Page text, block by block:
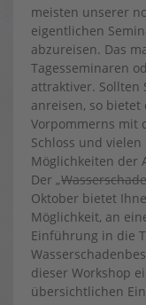
meisten unserer
eigentlichen
abzureisen. Das
Tagesseminaren
attraktiver. Sollten
anreisen, so
Vorpommerns mit
Schloss und
Möglichkeiten der
Der „
Oktober bietet
Möglichkeit, an
Einführung in die
dieser Workshop
übersichtlichen